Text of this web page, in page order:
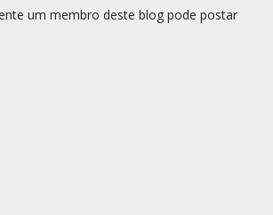
um membro deste blog pode postar